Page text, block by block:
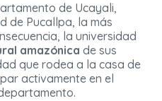
de Ucayali,
de Pucallpa, la más
la universidad
amazónica de sus
que rodea a la casa de
activamente en el